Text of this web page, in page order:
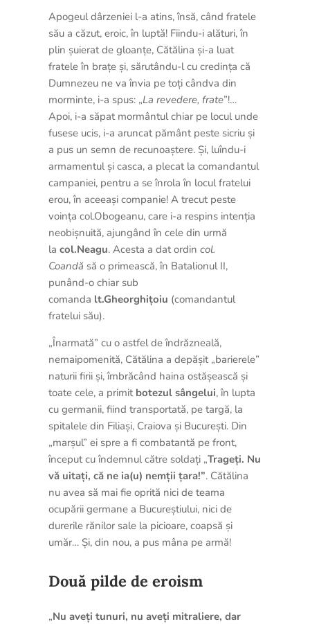
Apogeul dârzeniei l-a atins, însă, când fratele
său a căzut, eroic, în luptă! Fiindu-i alături, în
plin șuierat de gloanțe, Cătălina și-a luat
fratele în brațe și, sărutându-l cu credința că
Dumnezeu ne va învia pe toți cândva din
morminte, i-a spus: „La revedere, frate”!…
Apoi, i-a săpat mormântul chiar pe locul unde
fusese ucis, i-a aruncat pământ peste sicriu și
a pus un semn de recunoaștere. Și, luîndu-i
armamentul și casca, a plecat la comandantul
campaniei, pentru a se înrola în locul fratelui
erou, în aceeași companie! A trecut peste
voința col.Obogeanu, care i-a respins intenția
neobișnuită, ajungând în cele din urmă
la col.Neagu. Acesta a dat ordin col.
Coandăsă o primească, în Batalionul II,
punând-o chiar sub
comanda lt.Gheorghițoiu (comandantul
fratelui său).
„Înarmată” cu o astfel de îndrăzneală,
nemaipomenită, Cătălina a depășit „barierele”
naturii firii și, îmbrăcând haina ostășească și
toate cele, a primit botezul sângelui, în lupta
cu germanii, fiind transportată, pe targă, la
spitalele din Filiași, Craiova și București. Din
„marșul” ei spre a fi combatantă pe front,
început cu îndemnul către soldați „Trageți. Nu
vă uitați, că ne ia(u) nemții țara!”. Cătălina
nu avea să mai fie oprită nici de teama
ocupării germane a Bucureștiului, nici de
durerile rănilor sale la picioare, coapsă și
umăr… Și, din nou, a pus mâna pe armă!
Două pilde de eroism
„Nu aveți tunuri, nu aveți mitraliere, dar